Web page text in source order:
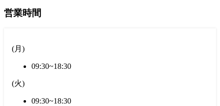
営業時間
(月 )
09:30~18:30
(火)
09:30~18:30